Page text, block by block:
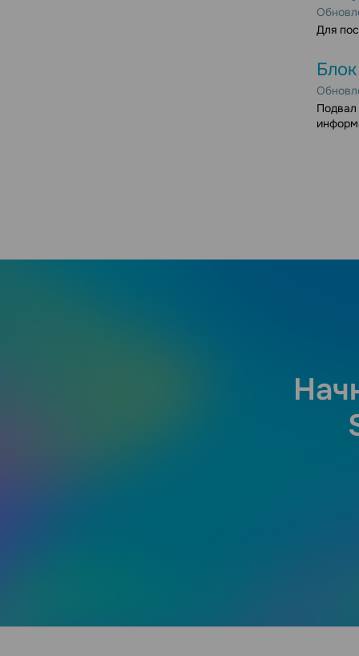
Для
Подвал